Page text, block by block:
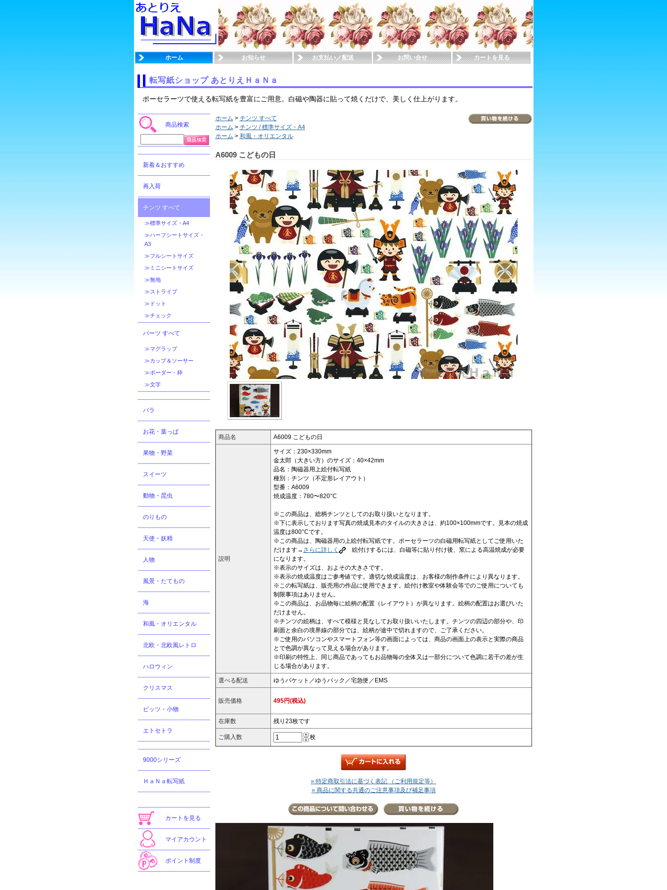
ホーム お知らせ お支払い／配送 お問い合せ カートを見る
転写紙ショップ あとりえＨａＮａ
ポーセラーツで使える転写紙を豊富にご用意。白磁や陶器に貼って焼くだけで、美しく仕上がります。
商品検索
新着＆おすすめ
再入荷
チンツ すべて
≫標準サイズ・A4
≫ハーフシートサイズ・
A3
≫フルシートサイズ
≫ミニシートサイズ
≫無地
≫ストライプ
≫ドット
≫チェック
パーツ すべて
≫マグラップ
≫カップ＆ソーサー
≫ボーダー・枠
≫文字
バラ
お花・葉っぱ
果物・野菜
スイーツ
動物・昆虫
のりもの
天使・妖精
人物
風景・たてもの
海
和風・オリエンタル
北欧・北欧風レトロ
ハロウィン
クリスマス
ビッツ・小物
エトセトラ
9000シリーズ
ＨａＮａ転写紙
カートを見る
マイアカウント
ポイント制度
ホーム > チンツ すべて
ホーム > チンツ / 標準サイズ・A4
ホーム > 和風・オリエンタル
A6009 こどもの日
商品名 A6009 こどもの日
説明
サイズ：230×330mm
金太郎（大きい方）のサイズ：40×42mm
品名：陶磁器用上絵付転写紙
種別：チンツ（不定形レイアウト）
型番：A6009
焼成温度：780〜820°C
※この商品は、総柄チンツとしてのお取り扱いとなります。
※下に表示しております写真の焼成見本のタイルの大きさは、約100×100mmです。見本の焼成
温度は800°Cです。
※この商品は、陶磁器用の上絵付転写紙です。ポーセラーツの白磁用転写紙としてご使用いた
だけます→ さらに詳しく
絵付けするには、白磁等に貼り付け後、窯による高温焼成が必要
になります。
※表示のサイズは、およその大きさです。
※表示の焼成温度はご参考値です。適切な焼成温度は、お客様の制作条件により異なります。
※この転写紙は、販売用の作品に使用できます。絵付け教室や体験会等でのご使用についても
制限事項はありません。
※この商品は、お品物毎に絵柄の配置（レイアウト）が異なります。絵柄の配置はお選びいた
だけません。
※チンツの絵柄は、すべて模様と見なしてお取り扱いいたします。チンツの四辺の部分や、印
刷面と余白の境界線の部分では、絵柄が途中で切れますので、ご了承ください。
※ご使用のパソコンやスマートフォン等の画面によっては、商品の画面上の表示と実際の商品
とで色調が異なって見える場合があります。
※印刷の特性上、同じ商品であってもお品物毎の全体又は一部分について色調に若干の差が生
じる場合があります。
選べる配送 ゆうパケット／ゆうパック／宅急便／EMS
販売価格 495円(税込)
在庫数 残り23枚です
ご購入数 枚
» 特定商取引法に基づく表記 （ご利用規定等）
» 商品に関する共通のご注意事項及び補足事項